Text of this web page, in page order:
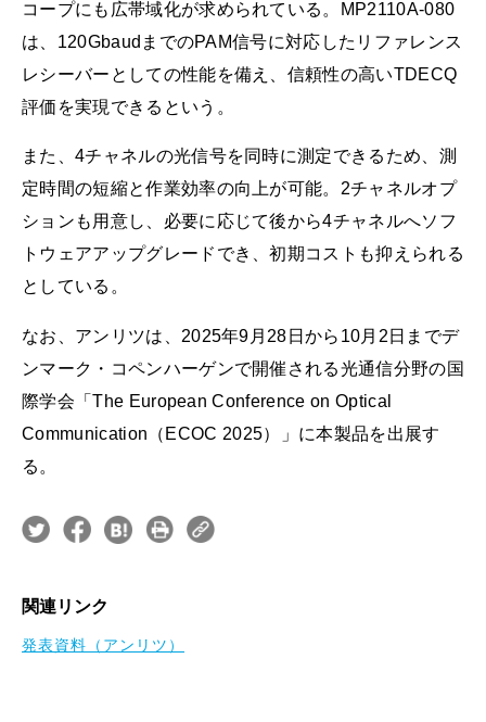
コープにも広帯域化が求められている。MP2110A-080
は、120GbaudまでのPAM信号に対応したリファレンス
レシーバーとしての性能を備え、信頼性の高いTDECQ
評価を実現できるという。
また、4チャネルの光信号を同時に測定できるため、測
定時間の短縮と作業効率の向上が可能。2チャネルオプ
ションも用意し、必要に応じて後から4チャネルへソフ
トウェアアップグレードでき、初期コストも抑えられる
としている。
なお、アンリツは、2025年9月28日から10月2日までデ
ンマーク・コペンハーゲンで開催される光通信分野の国
際学会「The European Conference on Optical
Communication（ECOC 2025）」に本製品を出展す
る。
関連リンク
発表資料（アンリツ）